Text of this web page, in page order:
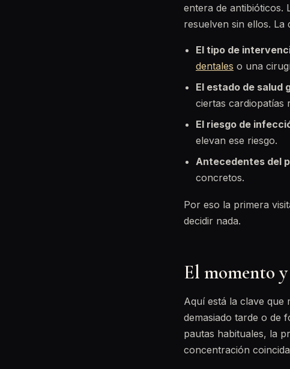
entera de antibióticos.
resuelven sin ellos. La
El tipo de
dentales o una
El estado de salud
ciertas cardiopatías
El riesgo de
elevan ese riesgo.
Antecedentes del
concretos.
Por eso la primera
decidir nada.
El momento
Aquí está la clave que
demasiado tarde o de
pautas habituales, la
concentración